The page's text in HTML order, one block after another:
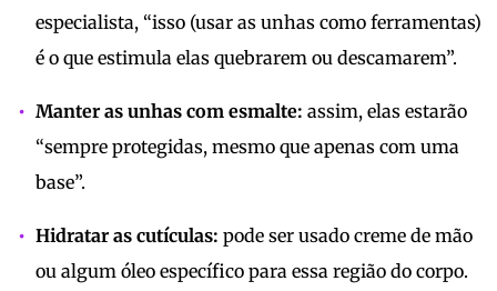
especialista, “isso (usar as unhas como ferramentas)
é o que estimula elas quebrarem ou descamarem”.
Manter as unhas com esmalte: assim, elas estarão
“sempre protegidas, mesmo que apenas com uma
base”.
Hidratar as cutículas: pode ser usado creme de mão
ou algum óleo específico para essa região do corpo.